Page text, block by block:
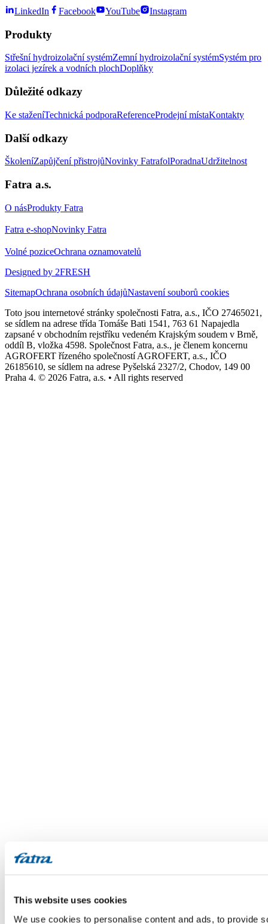
This website uses cookies
We use cookies to personalise content and ads, to provide
LinkedIn Facebook YouTube Instagram
Produkty
Střešní hydroizolační systémZemní hydroizolační systémSystém pro
izolaci jezírek a vodních plochDoplňky
Důležité odkazy
Ke staženíTechnická podporaReferenceProdejní místaKontakty
Další odkazy
ŠkoleníZapůjčení přistrojůNovinky FatrafolPoradnaUdržitelnost
Fatra a.s.
O násProdukty Fatra
Fatra e-shopNovinky Fatra
Volné poziceOchrana oznamovatelů
Designed by 2FRESH
SitemapOchrana osobních údajůNastavení souborů cookies
Toto jsou internetové stránky společnosti Fatra, a.s., IČO 27465021,
se sídlem na adrese třída Tomáše Bati 1541, 763 61 Napajedla
zapsané v obchodním rejstříku vedeném Krajským soudem v Brně,
oddíl B, vložka 4598. Společnost Fatra, a.s., je členem koncernu
AGROFERT řízeného společností AGROFERT, a.s., IČO
26185610, se sídlem na adrese Pyšelská 2327/2, Chodov, 149 00
Praha 4. © 2026 Fatra, a.s. • All rights reserved